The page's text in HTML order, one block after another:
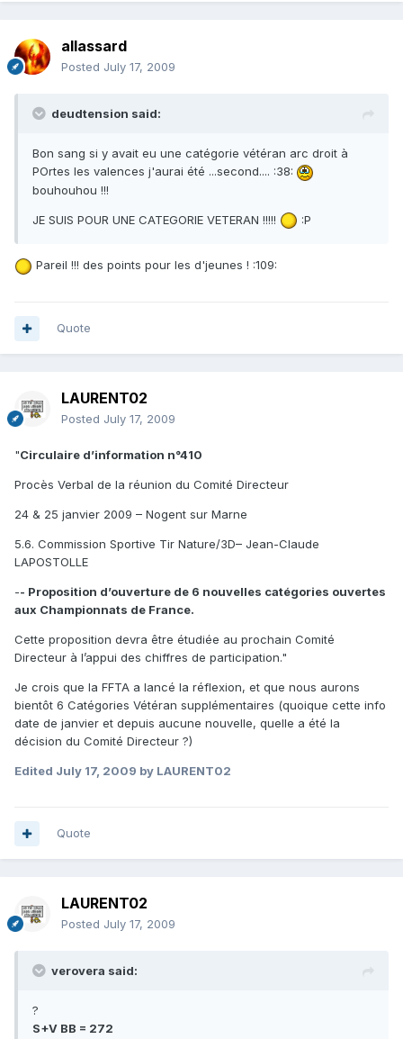
allassard
Posted July 17, 2009
deudtension said:
Bon sang si y avait eu une catégorie vétéran arc droit à
POrtes les valences j'aurai été ...second.... :38:
bouhouhou !!!
JE SUIS POUR UNE CATEGORIE VETERAN !!!!! :P
Pareil !!! des points pour les d'jeunes ! :109:
Quote
LAURENT02
Posted July 17, 2009
"Circulaire d’information n°410
Procès Verbal de la réunion du Comité Directeur
24 & 25 janvier 2009 – Nogent sur Marne
5.6. Commission Sportive Tir Nature/3D– Jean-Claude
LAPOSTOLLE
-- Proposition d’ouverture de 6 nouvelles catégories ouvertes
aux Championnats de France.
Cette proposition devra être étudiée au prochain Comité
Directeur à l’appui des chiffres de participation."
Je crois que la FFTA a lancé la réflexion, et que nous aurons
bientôt 6 Catégories Vétéran supplémentaires (quoique cette info
date de janvier et depuis aucune nouvelle, quelle a été la
décision du Comité Directeur ?)
Edited July 17, 2009 by LAURENT02
Quote
LAURENT02
Posted July 17, 2009
verovera said:
?
S+V BB = 272